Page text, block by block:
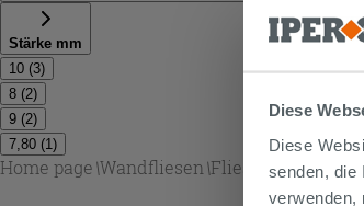
Diese
Diese
senden, die
verwenden,
Stärke mm
10 (3)
8 (2)
9 (2)
7,80 (1)
Home page\Wandfliesen \Fliesen beige